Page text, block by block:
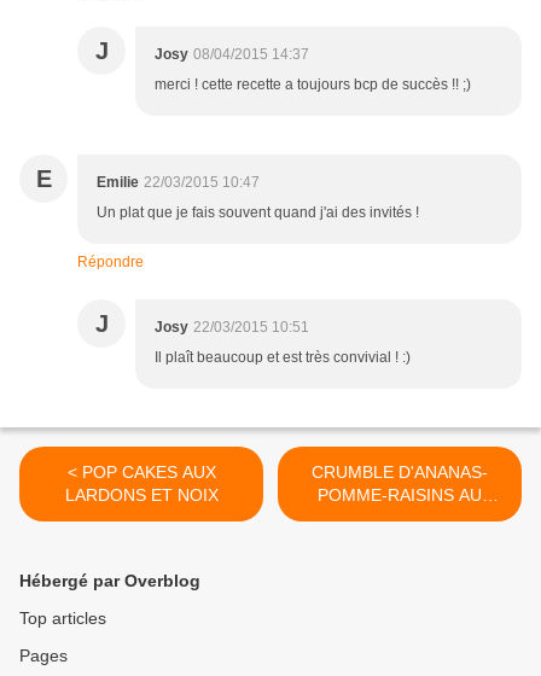
J Josy 08/04/2015 14:37
merci ! cette recette a toujours bcp de succès !! ;)
E Emilie 22/03/2015 10:47
Un plat que je fais souvent quand j'ai des invités !
Répondre
J Josy 22/03/2015 10:51
Il plaît beaucoup et est très convivial ! :)
< POP CAKES AUX
LARDONS ET NOIX
CRUMBLE D'ANANAS-
POMME-RAISINS AU
RHUM NOIX DE COCO ET
Hébergé par Overblog
Top articles
Pages